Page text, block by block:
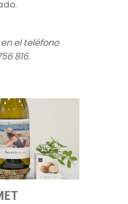
el teléfono
816.